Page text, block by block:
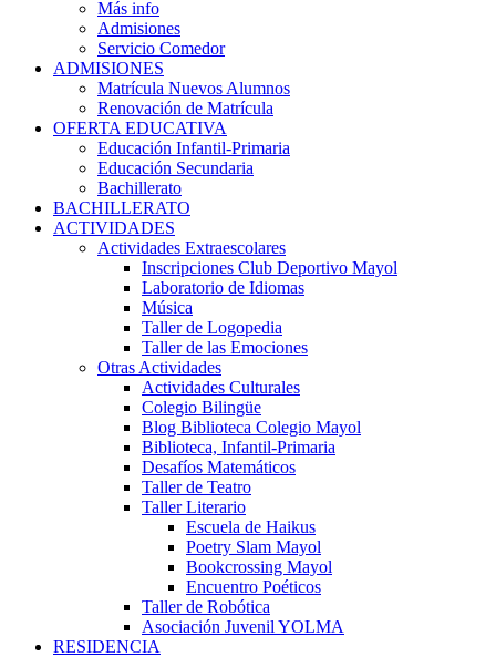
Más info
Admisiones
Servicio Comedor
ADMISIONES
Matrícula Nuevos Alumnos
Renovación de Matrícula
OFERTA EDUCATIVA
Educación Infantil-Primaria
Educación Secundaria
Bachillerato
BACHILLERATO
ACTIVIDADES
Actividades Extraescolares
Inscripciones Club Deportivo Mayol
Laboratorio de Idiomas
Música
Taller de Logopedia
Taller de las Emociones
Otras Actividades
Actividades Culturales
Colegio Bilingüe
Blog Biblioteca Colegio Mayol
Biblioteca, Infantil-Primaria
Desafíos Matemáticos
Taller de Teatro
Taller Literario
Escuela de Haikus
Poetry Slam Mayol
Bookcrossing Mayol
Encuentro Poéticos
Taller de Robótica
Asociación Juvenil YOLMA
RESIDENCIA